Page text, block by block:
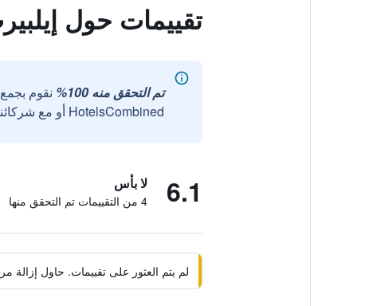
تقييمات حول
تم التحقق منه 100%
نقوم
HotelsCombined أو مع شركائنا الخارجيين الموثوقين.
6.1 لا بأس
4 من التقييمات تم التحقق منها
لم يتم العثور على تقييمات. حاول